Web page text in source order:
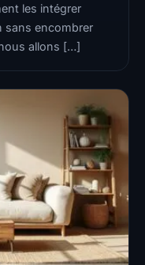
les intégrer
sans encombrer
allons […]